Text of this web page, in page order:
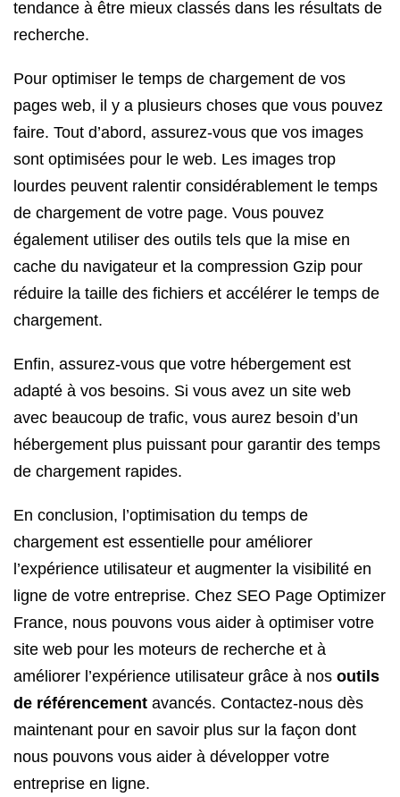
tendance à être mieux classés dans les résultats de
recherche.
Pour optimiser le temps de chargement de vos
pages web, il y a plusieurs choses que vous pouvez
faire. Tout d’abord, assurez-vous que vos images
sont optimisées pour le web. Les images trop
lourdes peuvent ralentir considérablement le temps
de chargement de votre page. Vous pouvez
également utiliser des outils tels que la mise en
cache du navigateur et la compression Gzip pour
réduire la taille des fichiers et accélérer le temps de
chargement.
Enfin, assurez-vous que votre hébergement est
adapté à vos besoins. Si vous avez un site web
avec beaucoup de trafic, vous aurez besoin d’un
hébergement plus puissant pour garantir des temps
de chargement rapides.
En conclusion, l’optimisation du temps de
chargement est essentielle pour améliorer
l’expérience utilisateur et augmenter la visibilité en
ligne de votre entreprise. Chez SEO Page Optimizer
France, nous pouvons vous aider à optimiser votre
site web pour les moteurs de recherche et à
améliorer l’expérience utilisateur grâce à nos outils
de référencement avancés. Contactez-nous dès
maintenant pour en savoir plus sur la façon dont
nous pouvons vous aider à développer votre
entreprise en ligne.